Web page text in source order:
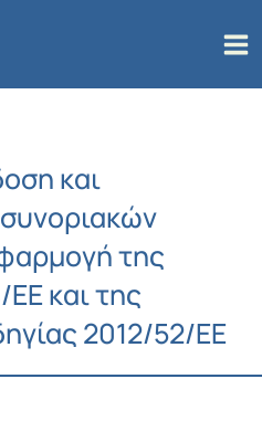
και
της
και της
2012/52/ΕΕ